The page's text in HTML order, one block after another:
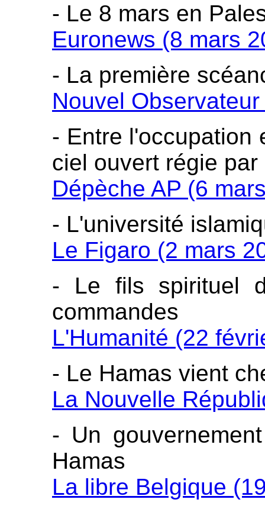
- Le 8 mars en
Euronews (8 mars
- La première
Nouvel
- Entre l'occupation
ciel ouvert régie
Dépèche AP (6
- L'université
Le Figaro (2 mars
- Le fils spirituel
commandes
L'Humanité (22
- Le Hamas vient
La Nouvelle
- Un
Hamas
La libre Belgique